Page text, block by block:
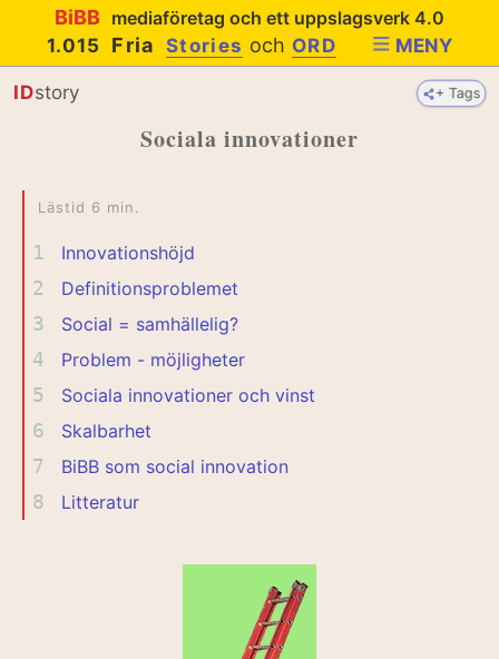
BiBB mediaföretag och ett uppslagsverk 4.0
1.015
FriaStories och ORD MENY
+ Tags
IDstory
Sociala innovationer
Lästid 6 min.
1 Innovationshöjd
2 Definitionsproblemet
3 Social = samhällelig?
4 Problem - möjligheter
5 Sociala innovationer och vinst
6 Skalbarhet
7 BiBB som social innovation
8 Litteratur
+ Tags